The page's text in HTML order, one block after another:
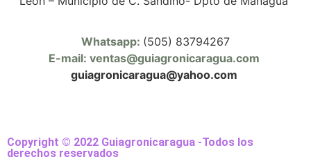
Copyright © 2022 Guiagronicaragua -Todos los
derechos reservados
Whatsapp: (505) 83794267
E-mail: ventas@guiagronicaragua.com
guiagronicaragua@yahoo.com